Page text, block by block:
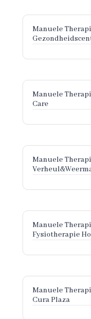
Manuele
Manuele
Care
Manuele
Manuele
Fysiotherapie
Manuele
Cura Plaza